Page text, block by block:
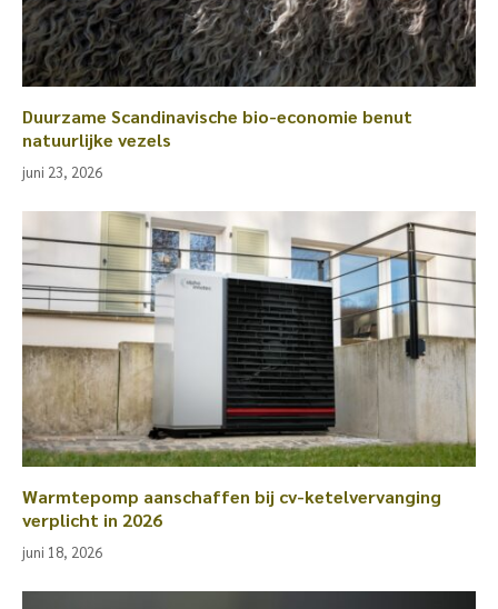
Duurzame Scandinavische bio-economie benut
natuurlijke vezels
juni 23, 2026
Warmtepomp aanschaffen bij cv-ketelvervanging
verplicht in 2026
juni 18, 2026